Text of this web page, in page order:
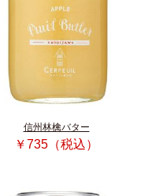
信州林檎バター
￥735（税込）